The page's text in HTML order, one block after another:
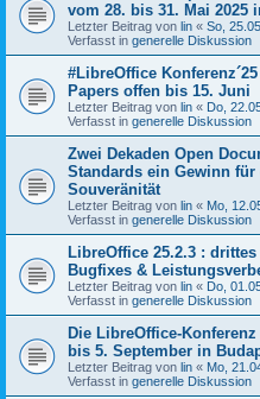
vom 28. bis 31. Mai 2025
Letzter Beitrag von lin « So,
Verfasst in generelle Diskussion
#LibreOffice
Papers offen bis 15. Juni
Letzter Beitrag von lin « Do,
Verfasst in generelle Diskussion
Zwei Dekaden Open
Standards ein Gewinn
Souveränität
Letzter Beitrag von lin « Mo,
Verfasst in generelle Diskussion
LibreOffice 25.2.3 :
Bugfixes &
Letzter Beitrag von lin « Do,
Verfasst in generelle Diskussion
Die LibreOffice-
bis 5. September in
Letzter Beitrag von lin « Mo,
Verfasst in generelle Diskussion